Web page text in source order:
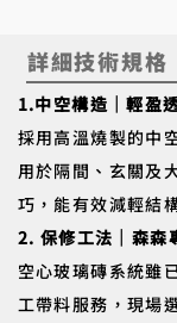
詳細技術規格
1.中空構造｜輕盈
採用高溫燒製的中
用於隔間、玄關及
巧，能有效減輕結
2. 保修工法｜森森
空心玻璃磚系統雖
工帶料服務，現場